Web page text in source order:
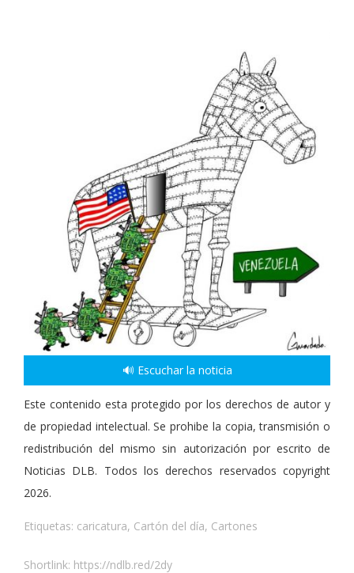
🔊 Escuchar la noticia
Este contenido esta protegido por los derechos de autor y
de propiedad intelectual. Se prohibe la copia, transmisión o
redistribución del mismo sin autorización por escrito de
Noticias DLB. Todos los derechos reservados copyright
2026.
Etiquetas: caricatura, Cartón del día, Cartones
Shortlink: https://ndlb.red/2dy